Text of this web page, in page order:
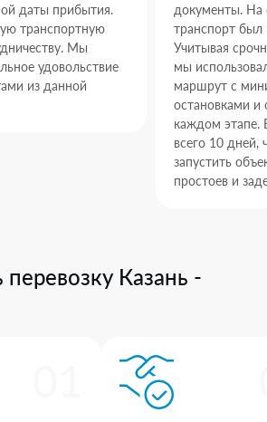
даты прибытия.
транспортную
Мы
удовольствие
из данной
документы. На
транспорт был
Учитывая
мы
маршрут с
остановками и
каждом этапе.
всего 10 дней,
запустить
простоев и
перевозку Казань -